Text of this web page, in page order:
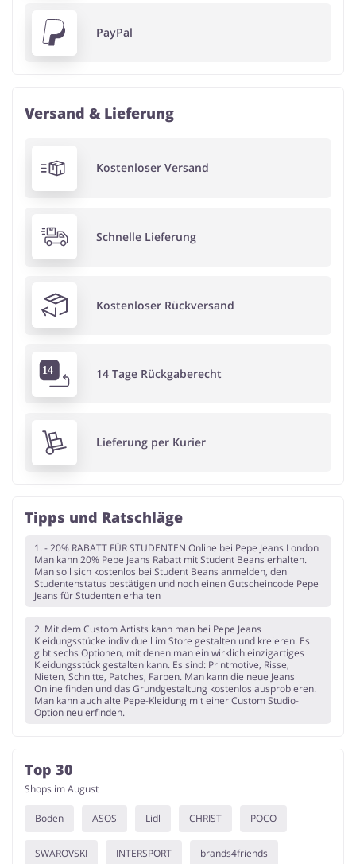
PayPal
Versand & Lieferung
Kostenloser Versand
Schnelle Lieferung
Kostenloser Rückversand
14 Tage Rückgaberecht
Lieferung per Kurier
Tipps und Ratschläge
1. - 20% RABATT FÜR STUDENTEN Online bei Pepe Jeans London
Man kann 20% Pepe Jeans Rabatt mit Student Beans erhalten.
Man soll sich kostenlos bei Student Beans anmelden, den
Studentenstatus bestätigen und noch einen Gutscheincode Pepe
Jeans für Studenten erhalten
2. Mit dem Custom Artists kann man bei Pepe Jeans
Kleidungsstücke individuell im Store gestalten und kreieren. Es
gibt sechs Optionen, mit denen man ein wirklich einzigartiges
Kleidungsstück gestalten kann. Es sind: Printmotive, Risse,
Nieten, Schnitte, Patches, Farben. Man kann die neue Jeans
Online finden und das Grundgestaltung kostenlos ausprobieren.
Man kann auch alte Pepe-Kleidung mit einer Custom Studio-
Option neu erfinden.
Top 30
Shops im August
Boden ASOS Lidl CHRIST POCO
SWAROVSKI INTERSPORT brands4friends